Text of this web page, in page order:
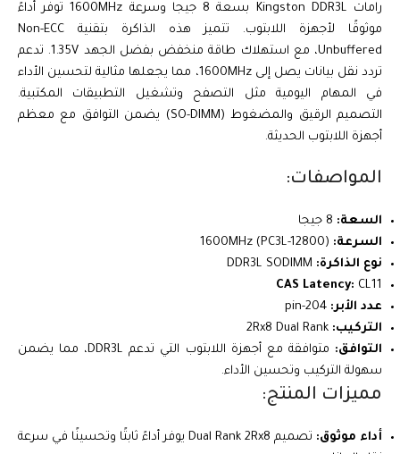
رامات Kingston DDR3L بسعة 8 جيجا وسرعة 1600MHz توفر أداءً
موثوقًا لأجهزة اللابتوب. تتميز هذه الذاكرة بتقنية Non-ECC
Unbuffered، مع استهلاك طاقة منخفض بفضل الجهد 1.35V. تدعم
تردد نقل بيانات يصل إلى 1600MHz، مما يجعلها مثالية لتحسين الأداء
في المهام اليومية مثل التصفح وتشغيل التطبيقات المكتبية.
التصميم الرقيق والمضغوط (SO-DIMM) يضمن التوافق مع معظم
أجهزة اللابتوب الحديثة.
المواصفات:
السعة:
السرعة:
نوع الذاكرة:
CAS Latency: CL11
عدد الأبر:
التركيب:
التوافق:
متوافقة مع أجهزة اللابتوب التي تدعم DDR3L، مما يضمن
سهولة التركيب وتحسين الأداء.
مميزات المنتج:
أداء موثوق:
تصميم Dual Rank 2Rx8 يوفر أداءً ثابتًا وتحسينًا في سرعة